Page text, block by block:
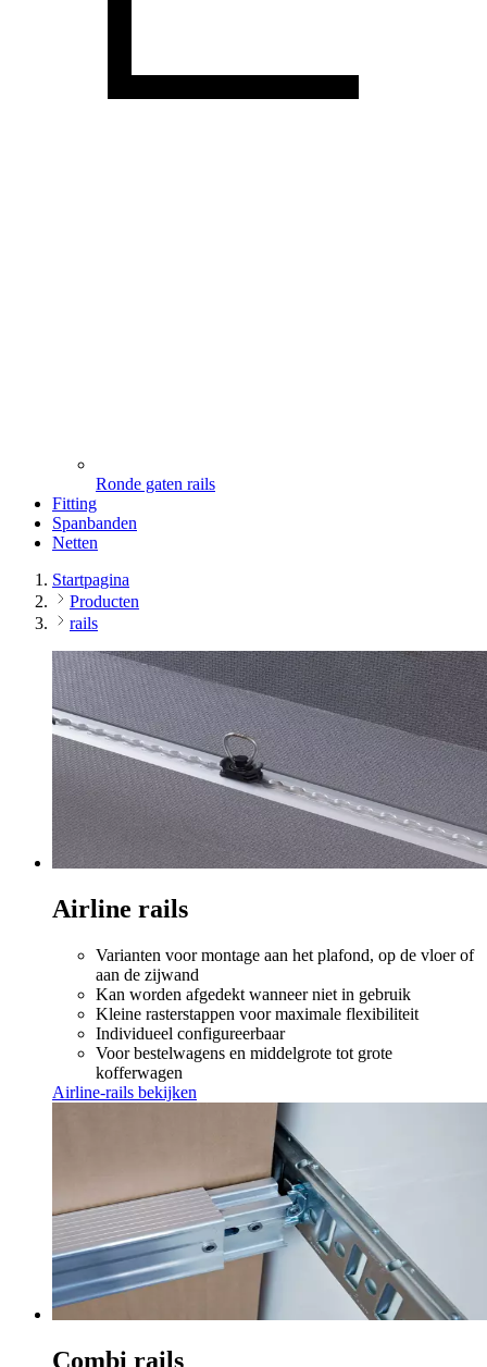
Ronde gaten rails
Fitting
Spanbanden
Netten
Startpagina
Producten
rails
Airline rails
Varianten voor montage aan het plafond, op de vloer of
aan de zijwand
Kan worden afgedekt wanneer niet in gebruik
Kleine rasterstappen voor maximale flexibiliteit
Individueel configureerbaar
Voor bestelwagens en middelgrote tot grote
kofferwagen
Airline-rails bekijken
Combi rails